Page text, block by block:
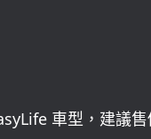
車型，建議